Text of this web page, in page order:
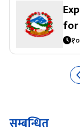
सम्बन्धित